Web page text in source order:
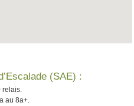
(SAE) :
relais.
au 8a+.